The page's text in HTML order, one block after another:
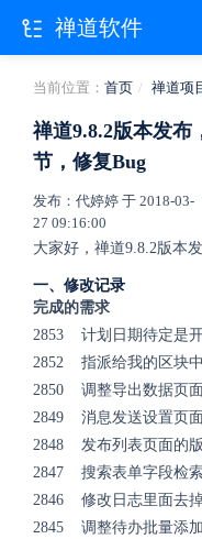
当前位置： 首页 禅道项
禅道9.8.2版本发布
节，修复Bug
发布：代婷婷 于 2018-03-
27 09:16:00
大家好，禅道9.8.2版本
一、修改记录
完成的需求
2853 计划日期待定是
2852 指派给我的区块
2850 调整导出数据页
2849 消息发送设置页
2848 发布列表页面的
2847 搜索表单字段检
2846 修改日志里面去
2845 调整待办批量添
禅道软件